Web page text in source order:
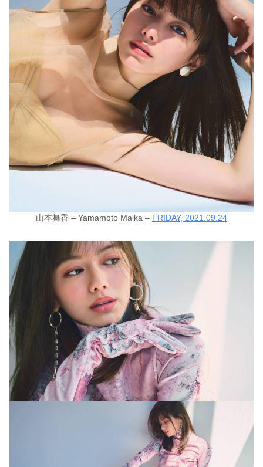
山本舞香 – Yamamoto Maika – FRIDAY, 2021.09.24